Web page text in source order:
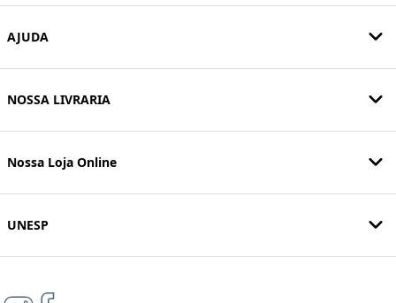
AJUDA
NOSSA LIVRARIA
Nossa Loja Online
UNESP